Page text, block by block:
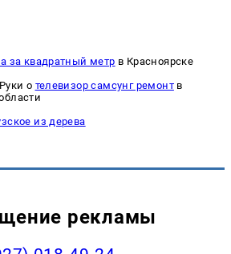
за квадратный метр в Красноярске
о телевизор самсунг ремонтв
из дерева
рекламы